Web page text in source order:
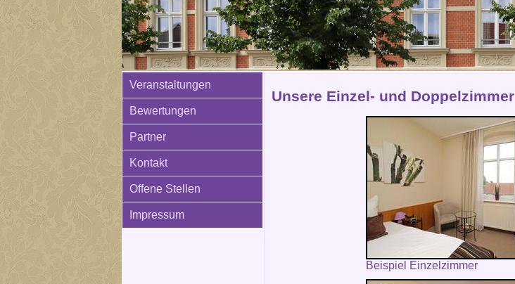
Veranstaltungen
Bewertungen
Partner
Kontakt
Offene Stellen
Impressum
Unsere Einzel- und Doppelzimmer
Beispiel Einzelzimmer